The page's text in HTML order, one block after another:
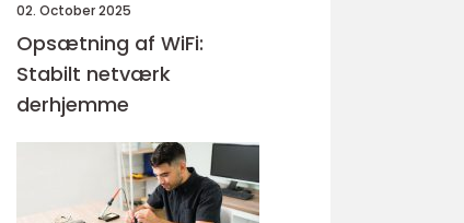
02. October 2025
Opsætning af WiFi:
Stabilt netværk
derhjemme